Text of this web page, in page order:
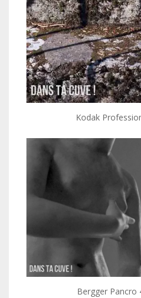
Kodak
Bergger Pancro